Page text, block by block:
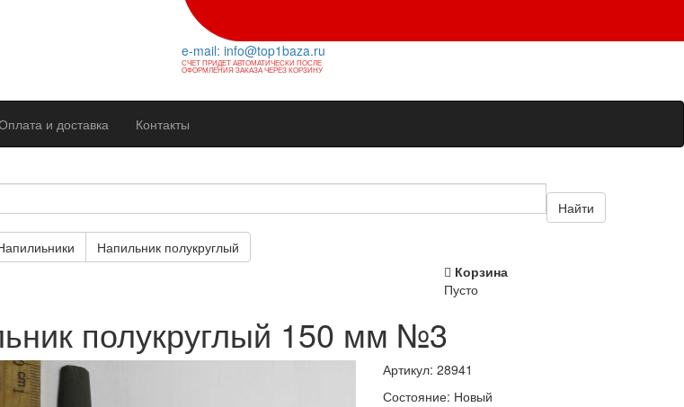
e-mail: info@top1baza.ru
СЧЕТ ПРИДЕТ АВТОМАТИЧЕСКИ ПОСЛЕ
ОФОРМЛЕНИЯ ЗАКАЗА ЧЕРЕЗ КОРЗИНУ
и доставка Контакты
Найти
Напильник полукруглый
Корзина
Пусто
полукруглый 150 мм №3
Артикул: 28941
Состояние: Новый